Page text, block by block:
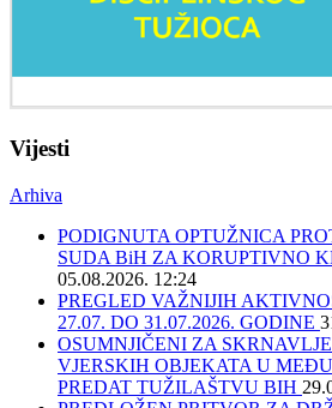
Vijesti
Arhiva
PODIGNUTA OPTUŽNICA
SUDA BiH ZA KORUPTIVNO
05.08.2026. 12:24
PREGLED VAŽNIJIH
27.07. DO 31.07.2026. GODINE
OSUMNJIČENI ZA
VJERSKIH OBJEKATA U
PREDAT TUŽILAŠTVU BIH